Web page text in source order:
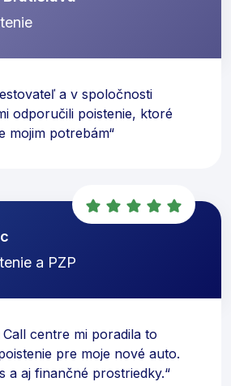
a v spoločnosti
odporučili poistenie, ktoré
mojim potrebám“
a PZP
centre mi poradila to
pre moje nové auto.
a aj finančné prostriedky.“